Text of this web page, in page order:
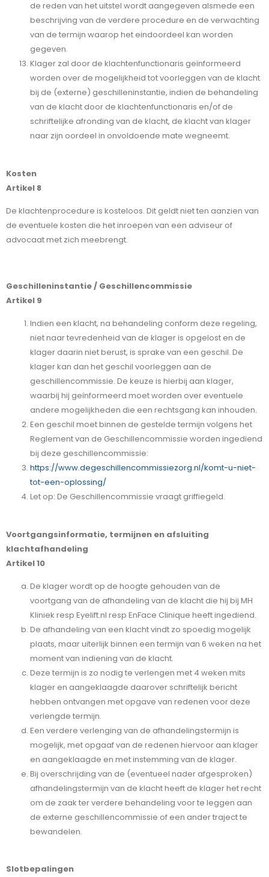
de reden van het uitstel wordt aangegeven alsmede een
beschrijving van de verdere procedure en de verwachting
van de termijn waarop het eindoordeel kan worden
gegeven.
Klager zal door de klachtenfunctionaris geïnformeerd
worden over de mogelijkheid tot voorleggen van de klacht
bij de (externe) geschilleninstantie, indien de behandeling
van de klacht door de klachtenfunctionaris en/of de
schriftelijke afronding van de klacht, de klacht van klager
naar zijn oordeel in onvoldoende mate wegneemt.
Kosten
Artikel 8
De klachtenprocedure is kosteloos. Dit geldt niet ten aanzien van
de eventuele kosten die het inroepen van een adviseur of
advocaat met zich meebrengt.
Geschilleninstantie / Geschillencommissie
Artikel 9
Indien een klacht, na behandeling conform deze regeling,
niet naar tevredenheid van de klager is opgelost en de
klager daarin niet berust, is sprake van een geschil. De
klager kan dan het geschil voorleggen aan de
geschillencommissie. De keuze is hierbij aan klager,
waarbij hij geïnformeerd moet worden over eventuele
andere mogelijkheden die een rechtsgang kan inhouden.
Een geschil moet binnen de gestelde termijn volgens het
Reglement van de Geschillencommissie worden ingediend
bij deze geschillencommissie:
https://www.degeschillencommissiezorg.nl/komt-u-niet-
tot-een-oplossing/
Let op: De Geschillencommissie vraagt griffiegeld.
Voortgangsinformatie, termijnen en afsluiting
klachtafhandeling
Artikel 10
De klager wordt op de hoogte gehouden van de
voortgang van de afhandeling van de klacht die hij bij MH
Kliniek resp Eyelift.nl resp EnFace Clinique heeft ingediend.
De afhandeling van een klacht vindt zo spoedig mogelijk
plaats, maar uiterlijk binnen een termijn van 6 weken na het
moment van indiening van de klacht.
Deze termijn is zo nodig te verlengen met 4 weken mits
klager en aangeklaagde daarover schriftelijk bericht
hebben ontvangen met opgave van redenen voor deze
verlengde termijn.
Een verdere verlenging van de afhandelingstermijn is
mogelijk, met opgaaf van de redenen hiervoor aan klager
en aangeklaagde en met instemming van de klager.
Bij overschrijding van de (eventueel nader afgesproken)
afhandelingstermijn van de klacht heeft de klager het recht
om de zaak ter verdere behandeling voor te leggen aan
de externe geschillencommissie of een ander traject te
bewandelen.
Slotbepalingen